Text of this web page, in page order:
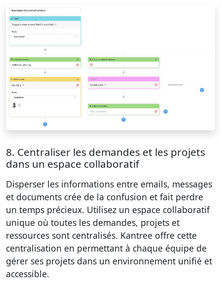
8. Centraliser les demandes et les projets
dans un espace collaboratif
Disperser les informations entre emails, messages
et documents crée de la confusion et fait perdre
un temps précieux. Utilisez un espace collaboratif
unique où toutes les demandes, projets et
ressources sont centralisés. Kantree offre cette
centralisation en permettant à chaque équipe de
gérer ses projets dans un environnement unifié et
accessible.